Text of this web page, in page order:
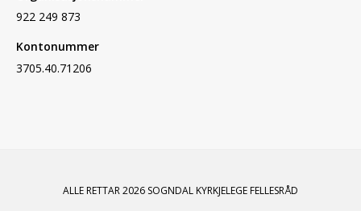
922 249 873
Kontonummer
3705.40.71206
ALLE RETTAR 2026 SOGNDAL KYRKJELEGE FELLESRÅD